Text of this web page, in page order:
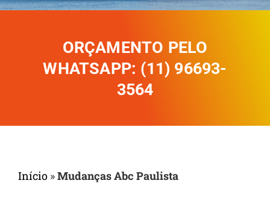
ORÇAMENTO PELO
WHATSAPP: (11) 96693-
3564
Início »Mudanças Abc Paulista